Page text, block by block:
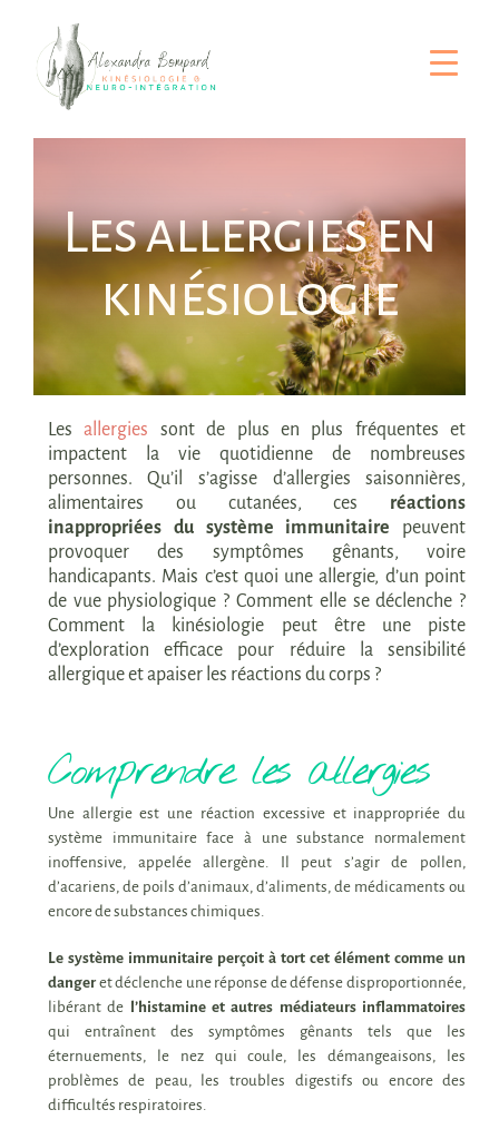
contenu
Les allergies en
kinésiologie
Lesallergies sont de plus en plus fréquentes et
impactent la vie quotidienne de nombreuses
personnes. Qu’il s’agisse d’allergies saisonnières,
alimentaires ou cutanées, ces réactions
inappropriées du système immunitaire peuvent
provoquer des symptômes gênants, voire
handicapants. Mais c’est quoi une allergie, d’un point
de vue physiologique ? Comment elle se déclenche ?
Comment la kinésiologie peut être une piste
d’exploration efficace pour réduire la sensibilité
allergique et apaiser les réactions du corps ?
Comprendre les allergies
Une allergie est une réaction excessive et inappropriée du
système immunitaire face à une substance normalement
inoffensive, appelée allergène. Il peut s’agir de pollen,
d’acariens, de poils d’animaux, d’aliments, de médicaments ou
encore de substances chimiques.
Le système immunitaire perçoit à tort cet élément comme un
dangeret déclenche une réponse de défense disproportionnée,
libérant de l’histamine et autres médiateurs inflammatoires
qui entraînent des symptômes gênants tels que les
éternuements, le nez qui coule, les démangeaisons, les
problèmes de peau, les troubles digestifs ou encore des
difficultés respiratoires.